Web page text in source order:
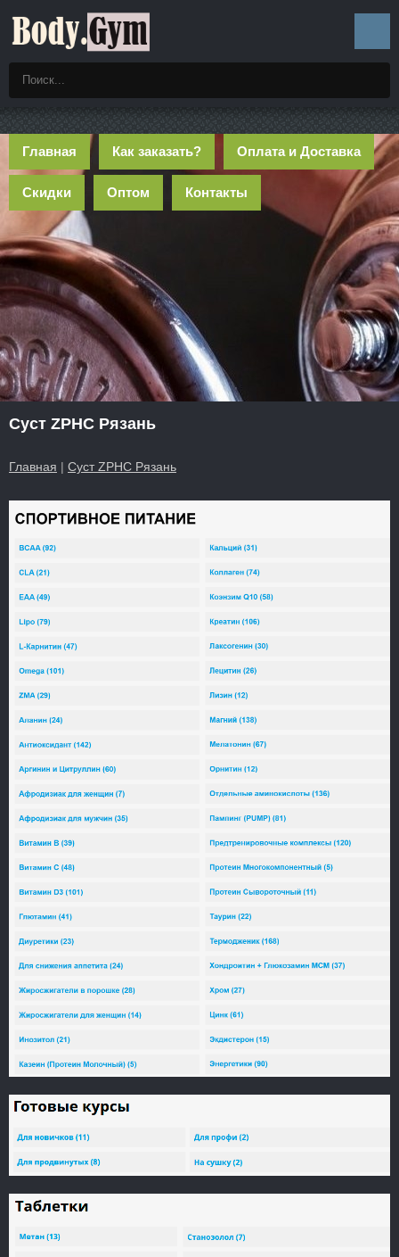
Главная Как заказать? Оплата и Доставка
Скидки Оптом Контакты
Суст ZPHC Рязань
Главная | Суст ZPHC Рязань